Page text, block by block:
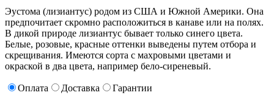
Эустома (лизиантус) родом из США и Южной Америки. Она
предпочитает скромно расположиться в канаве или на полях.
В дикой природе лизиантус бывает только синего цвета.
Белые, розовые, красные оттенки выведены путем отбора и
скрещивания. Имеются сорта с махровыми цветами и
окраской в два цвета, например бело-сиреневый.
Оплата Доставка
Гарантии